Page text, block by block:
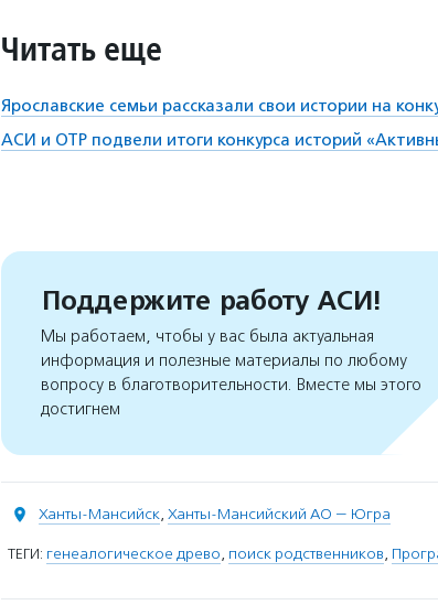
Читать еще
Ярославские семьи рассказали свои истории на
АСИ и ОТР подвели итоги конкурса историй
Поддержите работу АСИ!
Мы работаем, чтобы у вас была актуальная
информация и полезные материалы по любому
вопросу в благотворительности. Вместе мы этого
достигнем
Ханты-Мансийск, Ханты-Мансийский АО — Югра
ТЕГИ: генеалогическое древо, поиск родственников,